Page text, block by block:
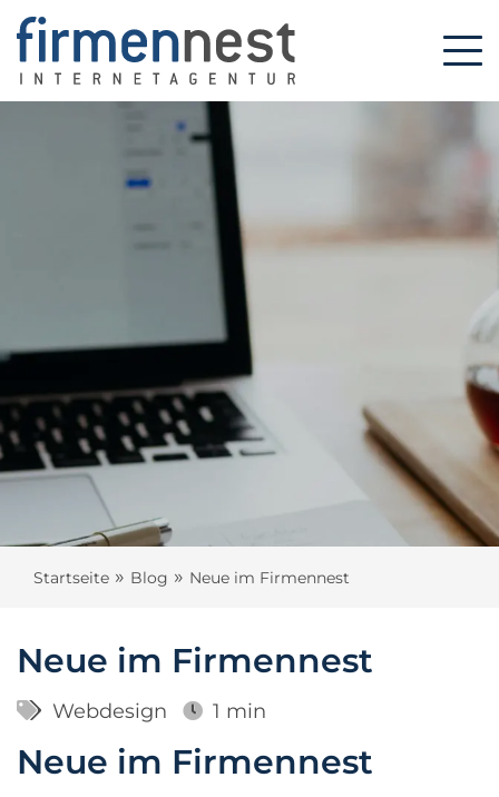
Startseite » Blog » Neue im Firmennest
Neue im Firmennest
Webdesign 1 min
Neue im Firmennest